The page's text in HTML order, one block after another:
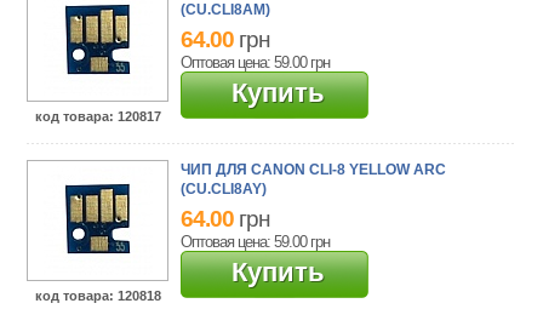
код товара: 120817
(CU.CLI8AM)
64.00 грн
Оптовая цена: 59.00 грн
Купить
код товара: 120818
ЧИП ДЛЯ CANON CLI-8 YELLOW ARC
(CU.CLI8AY)
64.00 грн
Оптовая цена: 59.00 грн
Купить